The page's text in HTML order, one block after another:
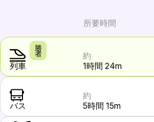
所要時間
勝
者
列車
約
1時間 24m
バス
約
5時間 15m